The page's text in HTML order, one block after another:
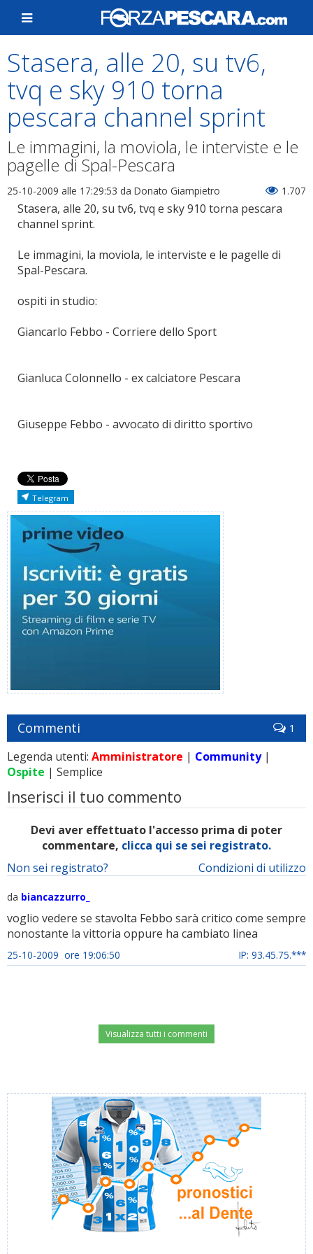
Stasera, alle 20, su tv6,
tvq e sky 910 torna
pescara channel sprint
Le immagini, la moviola, le interviste e le
pagelle di Spal-Pescara
25-10-2009 alle 17:29:53 da Donato Giampietro 1.707
Stasera, alle 20, su tv6, tvq e sky 910 torna pescara
channel sprint.
Le immagini, la moviola, le interviste e le pagelle di
Spal-Pescara.
ospiti in studio:
Giancarlo Febbo - Corriere dello Sport
Gianluca Colonnello - ex calciatore Pescara
Giuseppe Febbo - avvocato di diritto sportivo
Telegram
Commenti 1
Legenda utenti: Amministratore | Community|
Ospite | Semplice
Inserisci il tuo commento
Devi aver effettuato l'accesso prima di poter
commentare, clicca qui se sei registrato.
Condizioni di utilizzo
Non sei registrato?
da biancazzurro_
voglio vedere se stavolta Febbo sarà critico come sempre
nonostante la vittoria oppure ha cambiato linea
25-10-2009 ore 19:06:50 IP: 93.45.75.***
Visualizza tutti i commenti